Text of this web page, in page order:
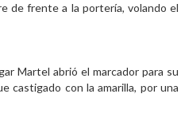
de frente a la portería, volando el
Martel abrió el marcador para su
castigado con la amarilla, por una